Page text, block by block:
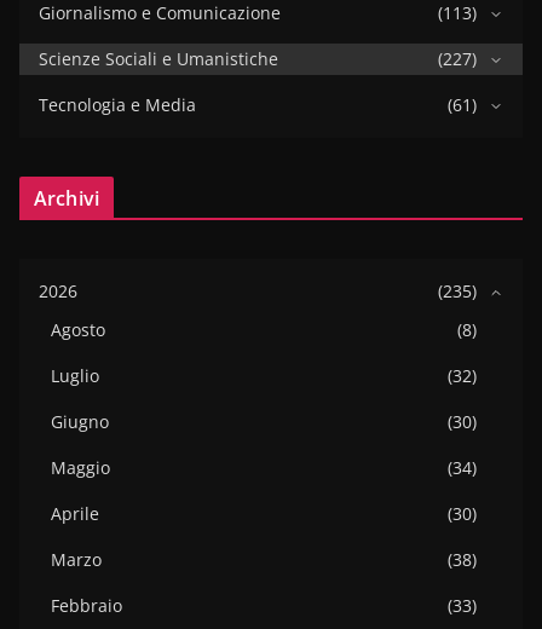
Giornalismo e Comunicazione
(113)
Scienze Sociali e Umanistiche
(227)
Tecnologia e Media
(61)
Archivi
2026
(235)
Agosto
(8)
Luglio
(32)
Giugno
(30)
Maggio
(34)
Aprile
(30)
Marzo
(38)
Febbraio
(33)